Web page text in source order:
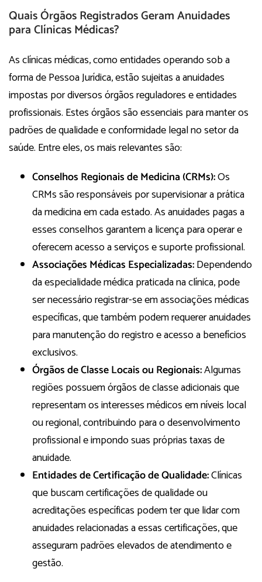
Quais Órgãos Registrados Geram Anuidades
para Clínicas Médicas?
As clínicas médicas, como entidades operando sob a
forma de Pessoa Jurídica, estão sujeitas a anuidades
impostas por diversos órgãos reguladores e entidades
profissionais. Estes órgãos são essenciais para manter os
padrões de qualidade e conformidade legal no setor da
saúde. Entre eles, os mais relevantes são:
Conselhos Regionais de Medicina (CRMs):Os
CRMs são responsáveis por supervisionar a prática
da medicina em cada estado. As anuidades pagas a
esses conselhos garantem a licença para operar e
oferecem acesso a serviços e suporte profissional.
Associações Médicas Especializadas:Dependendo
da especialidade médica praticada na clínica, pode
ser necessário registrar-se em associações médicas
específicas, que também podem requerer anuidades
para manutenção do registro e acesso a benefícios
exclusivos.
Órgãos de Classe Locais ou Regionais:Algumas
regiões possuem órgãos de classe adicionais que
representam os interesses médicos em níveis local
ou regional, contribuindo para o desenvolvimento
profissional e impondo suas próprias taxas de
anuidade.
Entidades de Certificação de Qualidade:Clínicas
que buscam certificações de qualidade ou
acreditações específicas podem ter que lidar com
anuidades relacionadas a essas certificações, que
asseguram padrões elevados de atendimento e
gestão.